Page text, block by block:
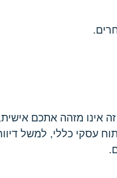
מזהה אתכם
עסקי כללי, למשל